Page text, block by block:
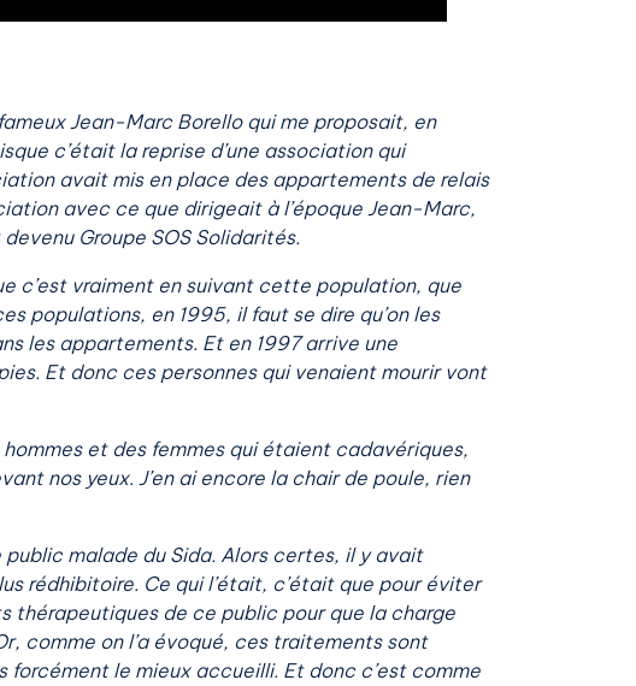
Jean-Marc Borello qui me proposait, en
c’était la reprise d’une association qui
avait mis en place des appartements de relais
avec ce que dirigeait à l’époque Jean-Marc,
Groupe SOS Solidarités.
c’est vraiment en suivant cette population, que
populations, en 1995, il faut se dire qu’on les
les appartements. Et en 1997 arrive une
Et donc ces personnes qui venaient mourir vont
et des femmes qui étaient cadavériques,
nos yeux. J’en ai encore la chair de poule, rien
malade du Sida. Alors certes, il y avait
rédhibitoire. Ce qui l’était, c’était que pour éviter
thérapeutiques de ce public pour que la charge
comme on l’a évoqué, ces traitements sont
le mieux accueilli. Et donc c’est comme